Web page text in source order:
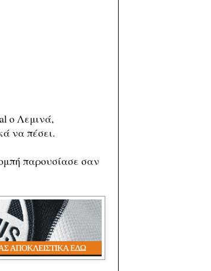
ο Λεμινά,
να πέσει.
παρουσίασε σαν